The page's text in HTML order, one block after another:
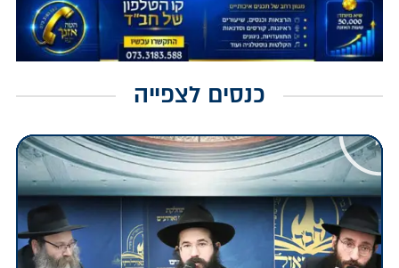
כנסים לצפייה